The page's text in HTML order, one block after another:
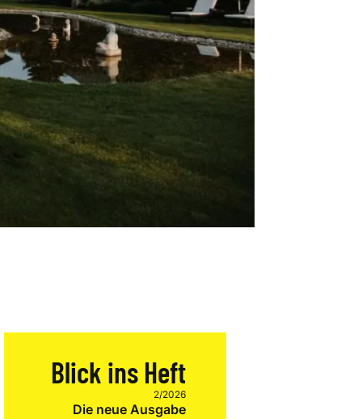
Blick ins Heft
2/2026
Die neue Ausgabe